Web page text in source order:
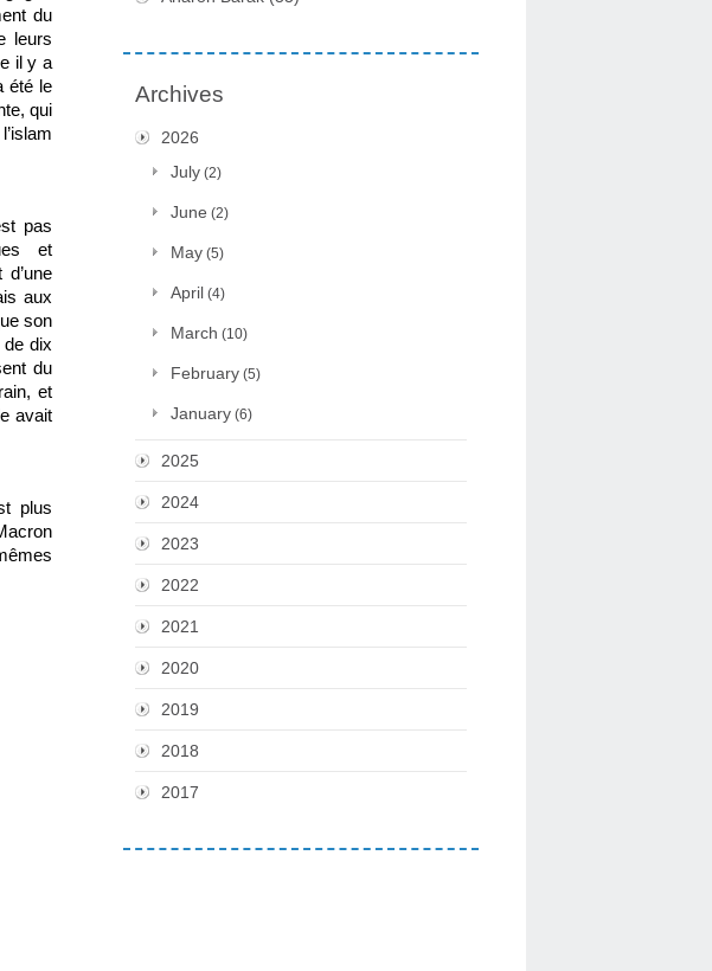
du
leurs
il y a
été le
qui
pas
et
aux
son
de dix
du
et
avait
plus
Archives
2026
July (2)
June (2)
May (5)
April (4)
March (10)
February (5)
January (6)
2025
2024
2023
2022
2021
2020
2019
2018
2017